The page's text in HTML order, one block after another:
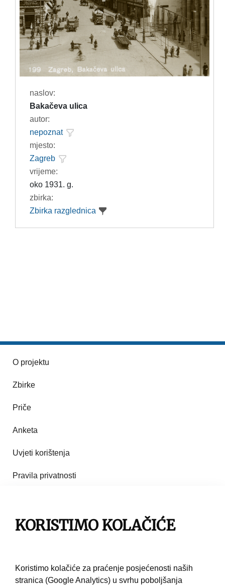
naslov:
Bakačeva ulica
autor:
nepoznat
mjesto:
Zagreb
vrijeme:
oko 1931. g.
zbirka:
Zbirka razglednica
O projektu
Zbirke
Priče
Anketa
Uvjeti korištenja
Pravila privatnosti
Pravila korištenja
KORISTIMO KOLAČIĆE
Koristimo kolačiće za praćenje posjećenosti naših
stranica (Google Analytics) u svrhu poboljšanja